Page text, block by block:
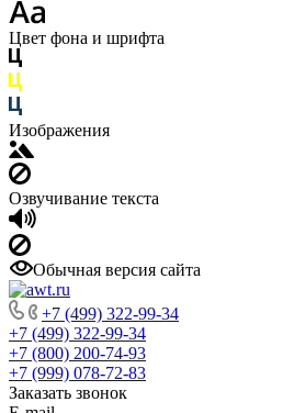
Цвет фона и шрифта
Изображения
Озвучивание текста
Обычная версия сайта
+7 (499) 322-99-34
+7 (499) 322-99-34
+7 (800) 200-74-93
+7 (999) 078-72-83
Заказать звонок